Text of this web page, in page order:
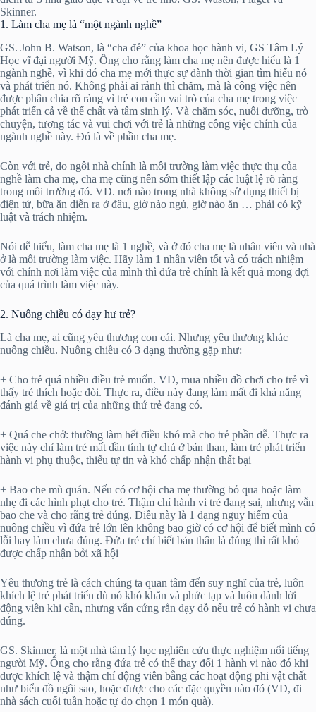
Skinner.
1. Làm cha mẹ là “một ngành nghề”
GS. John B. Watson, là “cha đẻ” của khoa học hành vi, GS Tâm Lý
Học vĩ đại người Mỹ. Ông cho rằng làm cha mẹ nên được hiểu là 1
ngành nghề, vì khi đó cha mẹ mới thực sự dành thời gian tìm hiểu nó
và phát triển nó. Không phải ai rảnh thì chăm, mà là công việc nên
được phân chia rõ ràng vì trẻ con cần vai trò của cha mẹ trong việc
phát triển cả về thể chất và tâm sinh lý. Và chăm sóc, nuôi dưỡng, trò
chuyện, tương tác và vui chơi với trẻ là những công việc chính của
ngành nghề này. Đó là về phần cha mẹ.
Còn với trẻ, do ngôi nhà chính là môi trường làm việc thực thụ của
nghề làm cha mẹ, cha mẹ cũng nên sớm thiết lập các luật lệ rõ ràng
trong môi trường đó. VD. nơi nào trong nhà không sử dụng thiết bị
điện tử, bữa ăn diễn ra ở đâu, giờ nào ngủ, giờ nào ăn … phải có kỹ
luật và trách nhiệm.
Nói dễ hiểu, làm cha mẹ là 1 nghề, và ở đó cha mẹ là nhân viên và nhà
ở là môi trường làm việc. Hãy làm 1 nhân viên tốt và có trách nhiệm
với chính nơi làm việc của mình thì đứa trẻ chính là kết quả mong đợi
của quá trình làm việc này.
2. Nuông chiều có dạy hư trẻ?
Là cha mẹ, ai cũng yêu thương con cái. Nhưng yêu thương khác
nuông chiều. Nuông chiều có 3 dạng thường gặp như:
+ Cho trẻ quá nhiều điều trẻ muốn. VD, mua nhiều đồ chơi cho trẻ vì
thấy trẻ thích hoặc đòi. Thực ra, điều này đang làm mất đi khả năng
đánh giá về giá trị của những thứ trẻ đang có.
+ Quá che chở: thường làm hết điều khó mà cho trẻ phần dễ. Thực ra
việc này chỉ làm trẻ mất dần tính tự chủ ở bản than, làm trẻ phát triển
hành vi phụ thuộc, thiếu tự tin và khó chấp nhận thất bại
+ Bao che mù quán. Nếu có cơ hội cha mẹ thường bỏ qua hoặc làm
nhẹ đi các hình phạt cho trẻ. Thậm chí hành vi trẻ đang sai, nhưng vẫn
bao che và cho rằng trẻ đúng. Điều này là 1 dạng nguy hiểm của
nuông chiều vì đứa trẻ lớn lên không bao giờ có cơ hội để biết mình có
lỗi hay làm chưa đúng. Đứa trẻ chỉ biết bản thân là đúng thì rất khó
được chấp nhận bởi xã hội
Yêu thương trẻ là cách chúng ta quan tâm đến suy nghĩ của trẻ, luôn
khích lệ trẻ phát triển dù nó khó khăn và phức tạp và luôn dành lời
động viên khi cần, nhưng vẫn cứng rắn dạy dỗ nếu trẻ có hành vi chưa
đúng.
GS. Skinner, là một nhà tâm lý học nghiên cứu thực nghiệm nổi tiếng
người Mỹ. Ông cho rằng đứa trẻ có thể thay đổi 1 hành vi nào đó khi
được khích lệ và thậm chí động viên bằng các hoạt động phi vật chất
như biểu đồ ngôi sao, hoặc được cho các đặc quyền nào đó (VD, đi
nhà sách cuối tuần hoặc tự do chọn 1 món quà).